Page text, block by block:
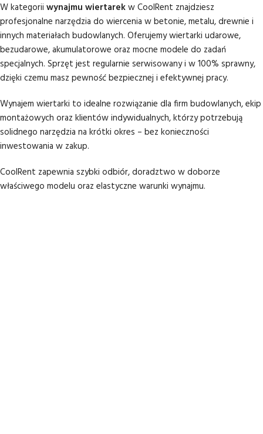
W kategorii wynajmu wiertarekw CoolRent znajdziesz
profesjonalne narzędzia do wiercenia w betonie, metalu, drewnie i
innych materiałach budowlanych. Oferujemy wiertarki udarowe,
bezudarowe, akumulatorowe oraz mocne modele do zadań
specjalnych. Sprzęt jest regularnie serwisowany i w 100% sprawny,
dzięki czemu masz pewność bezpiecznej i efektywnej pracy.
Wynajem wiertarki to idealne rozwiązanie dla firm budowlanych, ekip
montażowych oraz klientów indywidualnych, którzy potrzebują
solidnego narzędzia na krótki okres – bez konieczności
inwestowania w zakup.
CoolRent zapewnia szybki odbiór, doradztwo w doborze
właściwego modelu oraz elastyczne warunki wynajmu.